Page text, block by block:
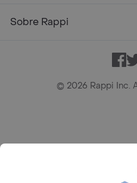
Sobre Rappi
© 2026 Rappi Inc.
Bogotá D.C. ---